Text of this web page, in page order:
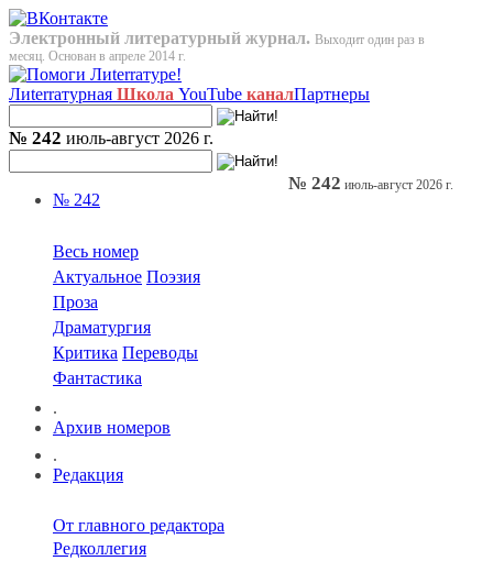
Электронный литературный журнал. Выходит один раз в
месяц. Основан в апреле 2014 г.
Лиterraтурная Школа YouTube каналПартнеры
№ 242 июль-август 2026 г.
№ 242
Весь номер
Актуальное Поэзия
Проза
Драматургия
Критика Переводы
Фантастика
.
Архив номеров
.
Редакция
От главного редактора
Редколлегия
№ 242 июль-август 2026 г.